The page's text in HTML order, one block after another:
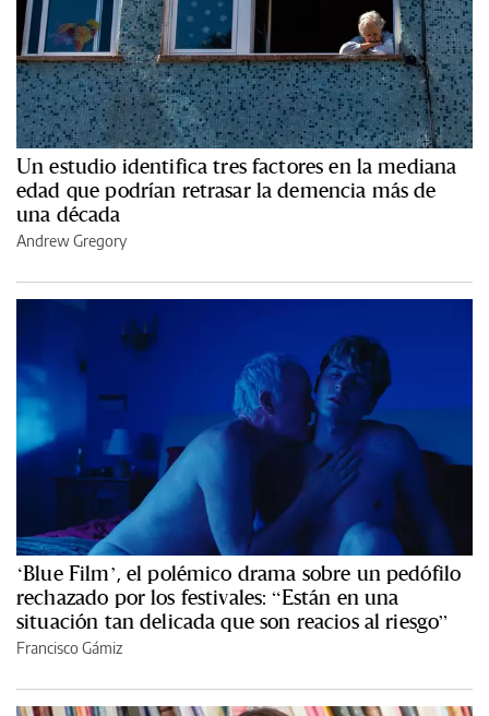
Un estudio identifica tres factores en la mediana
edad que podrían retrasar la demencia más de
una década
Andrew Gregory
‘Blue Film’, el polémico drama sobre un pedófilo
rechazado por los festivales: “Están en una
situación tan delicada que son reacios al riesgo”
Francisco Gámiz